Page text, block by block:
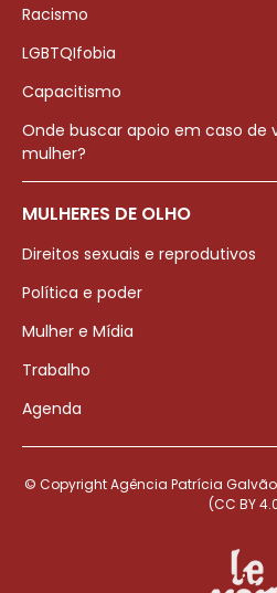
Racismo
LGBTQIfobia
Capacitismo
Onde buscar apoio em caso de
mulher?
MULHERES DE OLHO
Direitos sexuais e reprodutivos
Política e poder
Mulher e Mídia
Trabalho
Agenda
© Copyright Agência Patrícia
(CC BY